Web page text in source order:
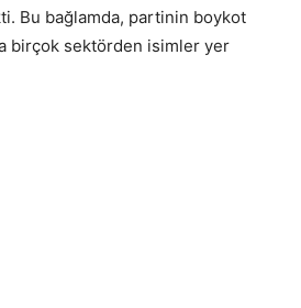
Bu bağlamda, partinin boykot
birçok sektörden isimler yer